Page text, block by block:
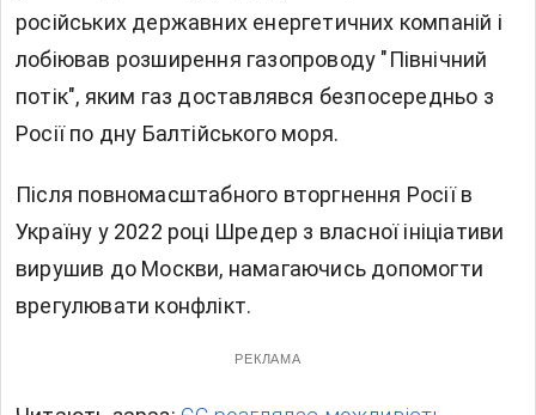
російських державних енергетичних компаній і
лобіював розширення газопроводу "Північний
потік", яким газ доставлявся безпосередньо з
Росії по дну Балтійського моря.
Після повномасштабного вторгнення Росії в
Україну у 2022 році Шредер з власної ініціативи
вирушив до Москви, намагаючись допомогти
врегулювати конфлікт.
РЕКЛАМА